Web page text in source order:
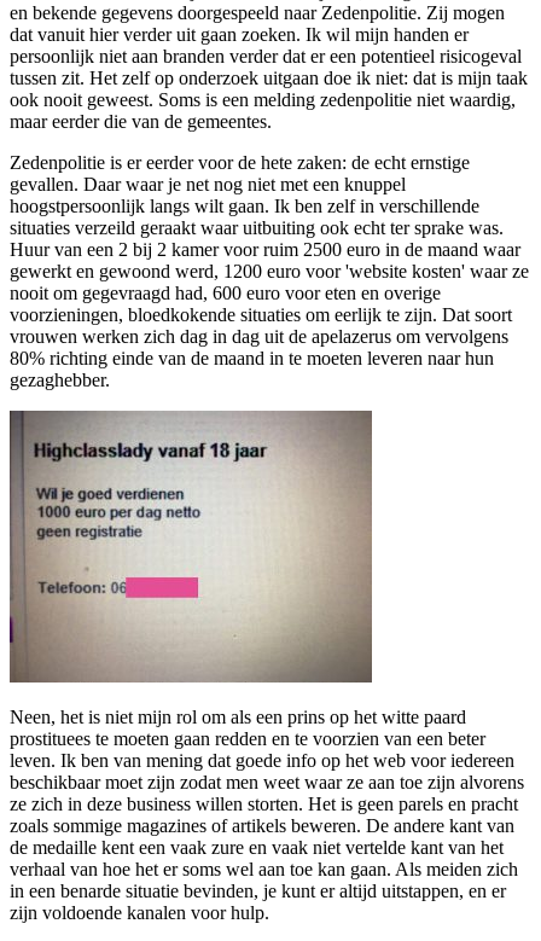
en bekende gegevens doorgespeeld naar Zedenpolitie. Zij mogen
dat vanuit hier verder uit gaan zoeken. Ik wil mijn handen er
persoonlijk niet aan branden verder dat er een potentieel risicogeval
tussen zit. Het zelf op onderzoek uitgaan doe ik niet: dat is mijn taak
ook nooit geweest. Soms is een melding zedenpolitie niet waardig,
maar eerder die van de gemeentes.
Zedenpolitie is er eerder voor de hete zaken: de echt ernstige
gevallen. Daar waar je net nog niet met een knuppel
hoogstpersoonlijk langs wilt gaan. Ik ben zelf in verschillende
situaties verzeild geraakt waar uitbuiting ook echt ter sprake was.
Huur van een 2 bij 2 kamer voor ruim 2500 euro in de maand waar
gewerkt en gewoond werd, 1200 euro voor 'website kosten' waar ze
nooit om gegevraagd had, 600 euro voor eten en overige
voorzieningen, bloedkokende situaties om eerlijk te zijn. Dat soort
vrouwen werken zich dag in dag uit de apelazerus om vervolgens
80% richting einde van de maand in te moeten leveren naar hun
gezaghebber.
Neen, het is niet mijn rol om als een prins op het witte paard
prostituees te moeten gaan redden en te voorzien van een beter
leven. Ik ben van mening dat goede info op het web voor iedereen
beschikbaar moet zijn zodat men weet waar ze aan toe zijn alvorens
ze zich in deze business willen storten. Het is geen parels en pracht
zoals sommige magazines of artikels beweren. De andere kant van
de medaille kent een vaak zure en vaak niet vertelde kant van het
verhaal van hoe het er soms wel aan toe kan gaan. Als meiden zich
in een benarde situatie bevinden, je kunt er altijd uitstappen, en er
zijn voldoende kanalen voor hulp.